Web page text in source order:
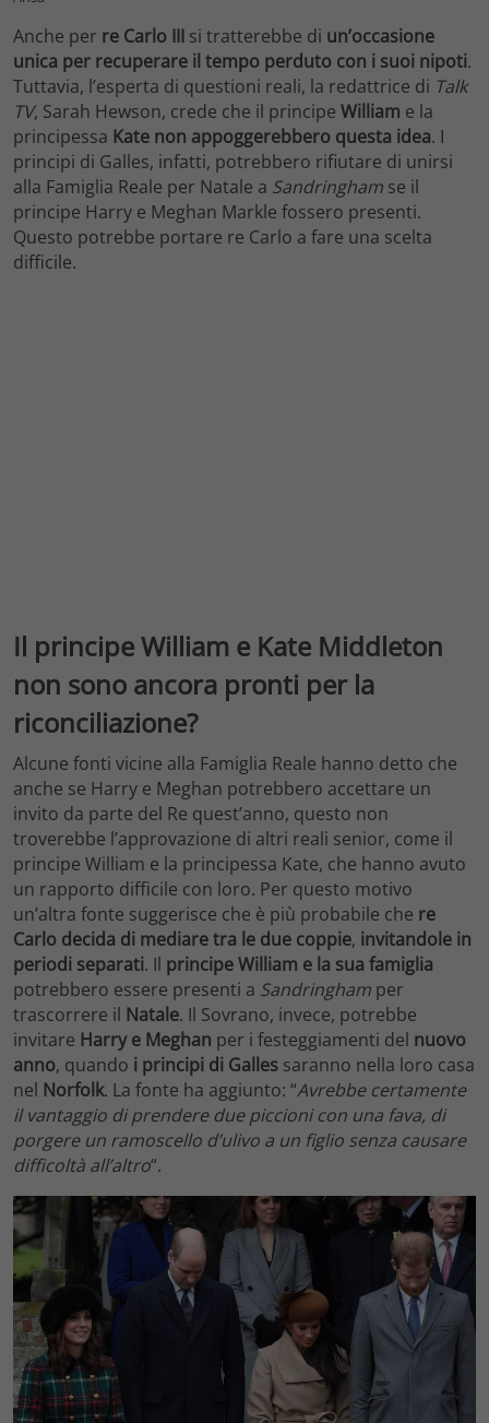
Anche per re Carlo III si tratterebbe di un’occasione
unica per recuperare il tempo perduto con i suoi nipoti.
Tuttavia, l’esperta di questioni reali, la redattrice di Talk
TV, Sarah Hewson, crede che il principe William e la
principessa Kate non appoggerebbero questa idea. I
principi di Galles, infatti, potrebbero rifiutare di unirsi
alla Famiglia Reale per Natale a Sandringham se il
principe Harry e Meghan Markle fossero presenti.
Questo potrebbe portare re Carlo a fare una scelta
difficile.
Il principe William e Kate Middleton
non sono ancora pronti per la
riconciliazione?
Alcune fonti vicine alla Famiglia Reale hanno detto che
anche se Harry e Meghan potrebbero accettare un
invito da parte del Re quest’anno, questo non
troverebbe l’approvazione di altri reali senior, come il
principe William e la principessa Kate, che hanno avuto
un rapporto difficile con loro. Per questo motivo
un’altra fonte suggerisce che è più probabile che re
Carlo decida di mediare tra le due coppie, invitandole in
periodi separati. Il principe William e la sua famiglia
potrebbero essere presenti a Sandringham per
trascorrere il Natale. Il Sovrano, invece, potrebbe
invitare Harry e Meghan per i festeggiamenti del nuovo
anno, quando i principi di Galles saranno nella loro casa
nel Norfolk. La fonte ha aggiunto: “Avrebbe certamente
il vantaggio di prendere due piccioni con una fava, di
porgere un ramoscello d’ulivo a un figlio senza causare
difficoltà all’altro“.